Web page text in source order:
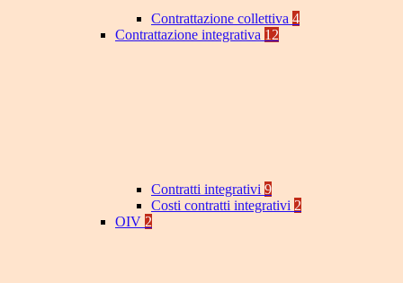
Contrattazione collettiva 4
Contrattazione integrativa 12
Contratti integrativi 9
Costi contratti integrativi 2
OIV 2